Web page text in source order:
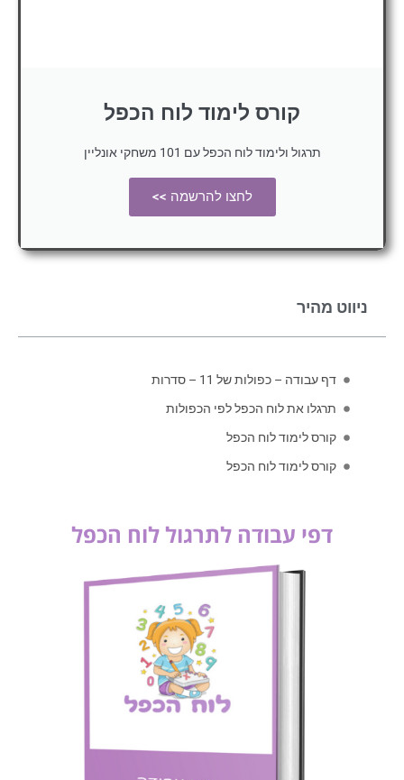
קורס לימוד לוח הכפל
תרגול ולימוד לוח הכפל עם 101 משחקי אונליין
לחצו להרשמה >>
ניווט מהיר
דף עבודה – כפולות של 11 – סדרות
תרגלו את לוח הכפל לפי הכפולות
קורס לימוד לוח הכפל
קורס לימוד לוח הכפל
דפי עבודה לתרגול לוח הכפל